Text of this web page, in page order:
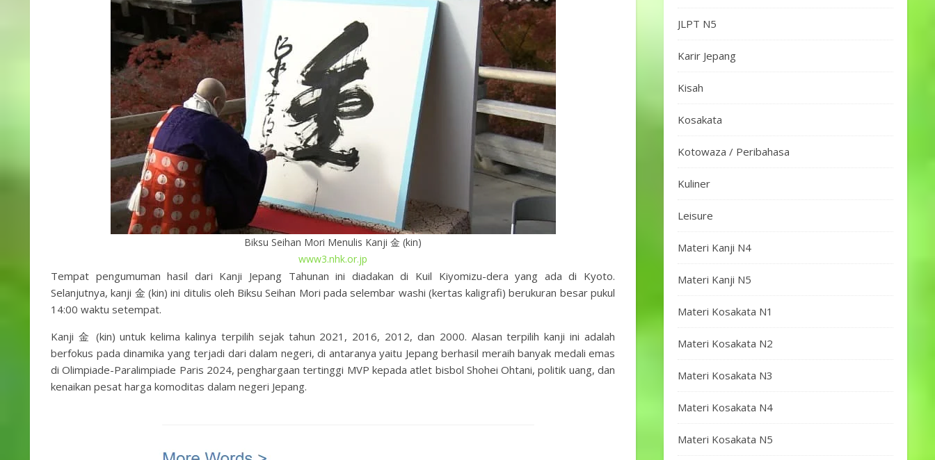
Biksu Seihan Mori Menulis Kanji 金 (kin)
www3.nhk.or.jp
Tempat pengumuman hasil dari Kanji Jepang Tahunan ini diadakan di Kuil Kiyomizu-dera yang ada di Kyoto.
Selanjutnya, kanji 金 (kin) ini ditulis oleh Biksu Seihan Mori pada selembar washi (kertas kaligrafi) berukuran besar pukul
14:00 waktu setempat.
Kanji 金 (kin) untuk kelima kalinya terpilih sejak tahun 2021, 2016, 2012, dan 2000. Alasan terpilih kanji ini adalah
berfokus pada dinamika yang terjadi dari dalam negeri, di antaranya yaitu Jepang berhasil meraih banyak medali emas
di Olimpiade-Paralimpiade Paris 2024, penghargaan tertinggi MVP kepada atlet bisbol Shohei Ohtani, politik uang, dan
kenaikan pesat harga komoditas dalam negeri Jepang.
JLPT N5
Karir Jepang
Kisah
Kosakata
Kotowaza / Peribahasa
Kuliner
Leisure
Materi Kanji N4
Materi Kanji N5
Materi Kosakata N1
Materi Kosakata N2
Materi Kosakata N3
Materi Kosakata N4
Materi Kosakata N5